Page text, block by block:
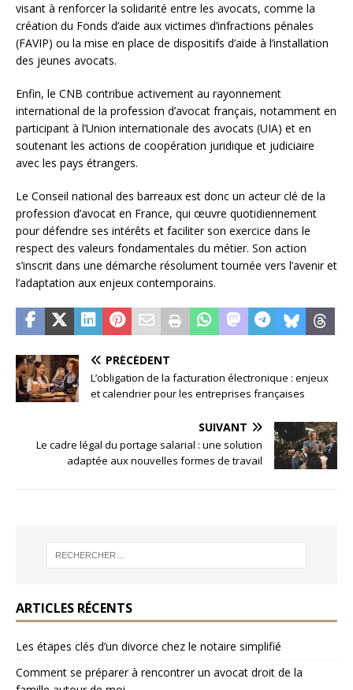
visant à renforcer la solidarité entre les avocats, comme la
création du Fonds d’aide aux victimes d’infractions pénales
(FAVIP) ou la mise en place de dispositifs d’aide à l’installation
des jeunes avocats.
Enfin, le CNB contribue activement au rayonnement
international de la profession d’avocat français, notamment en
participant à l’Union internationale des avocats (UIA) et en
soutenant les actions de coopération juridique et judiciaire
avec les pays étrangers.
Le Conseil national des barreaux est donc un acteur clé de la
profession d’avocat en France, qui œuvre quotidiennement
pour défendre ses intérêts et faciliter son exercice dans le
respect des valeurs fondamentales du métier. Son action
s’inscrit dans une démarche résolument tournée vers l’avenir et
l’adaptation aux enjeux contemporains.
PRÉCÉDENT
L’obligation de la facturation électronique : enjeux
et calendrier pour les entreprises françaises
SUIVANT
Le cadre légal du portage salarial : une solution
adaptée aux nouvelles formes de travail
ARTICLES RÉCENTS
Les étapes clés d’un divorce chez le notaire simplifié
Comment se préparer à rencontrer un avocat droit de la